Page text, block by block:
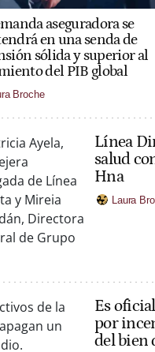
aseguradora se
en una senda de
sólida y superior al
del PIB global
Broche
Línea
salud
Hna
Laura
Es
por
del bien